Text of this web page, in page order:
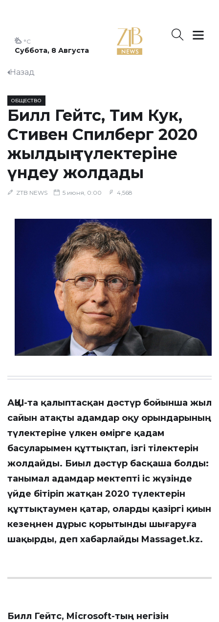
Суббота, 8 Августа
°C
Назад
ОБЩЕСТВО
Билл Гейтс, Тим Кук,
Стивен Спилберг 2020
жылдың түлектеріне
үндеу жолдады
ZTB NEWS 5 июня, 0:00 4,568
АҚШ-та қалыптасқан дәстүр бойынша жыл
сайын атақты адамдар оқу орындарының
түлектеріне үлкен өмірге қадам
басуларымен құттықтап, ізгі тілектерін
жолдайды. Биыл дәстүр басқаша болды:
танымал адамдар мектепті іс жүзінде
үйде бітіріп жатқан 2020 түлектерін
құттықтаумен қатар, оларды қазіргі қиын
кезеңнен дұрыс қорытынды шығаруға
шақырды, деп хабарлайды Massaget.kz.
Билл Гейтс, Microsoft-тың негізін